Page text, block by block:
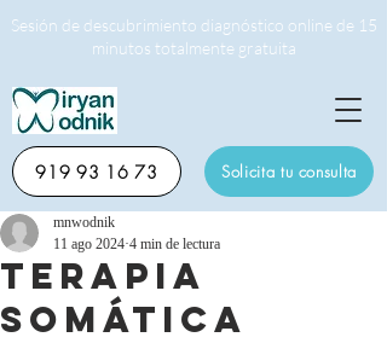
Solicita tu consulta
919 93 16 73
Sesión de descubrimiento diagnóstico online de 15
minutos totalmente gratuita
Terapia
somática
mnwodnik
11 ago 2024 4 min de lectura